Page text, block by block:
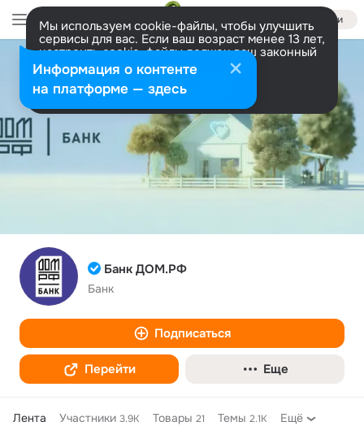
Войти
Мы используем cookie-файлы, чтобы улучшить
сервисы для вас. Если ваш возраст менее 13 лет,
настроить cookie-файлы должен ваш законный
представитель. Больше информации
Разрешить все Настроить
Банк ДОМ.РФ
Банк
Подписаться
Перейти Еще
Лента Участники 3.9K Товары 21 Темы 2.1K Ещё
Информация о контенте
на платформе — здесь